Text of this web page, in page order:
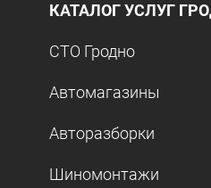
КАТАЛОГ УСЛУГ
СТО Гродно
Автомагазины
Авторазборки
Шиномонтажи